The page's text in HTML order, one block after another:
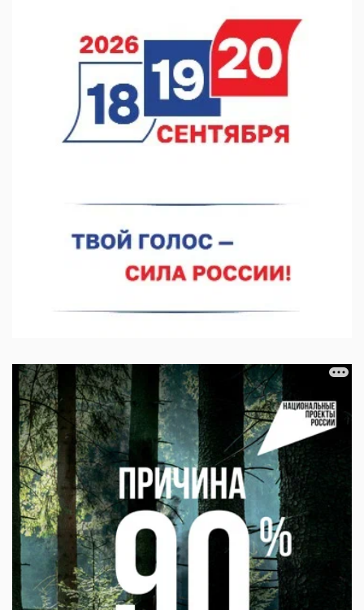
07.08.2026 12:15
В Нижнем Новгороде прошло совещание Росгвардии
07.08.2026 12:04